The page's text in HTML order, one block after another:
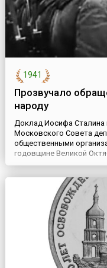
1941
Прозвучало
народу
Доклад Иосифа Сталина
Московского Совета
общественными
годовщине Великой
и его обращение к
патриотический подъём
первым развернутым ...